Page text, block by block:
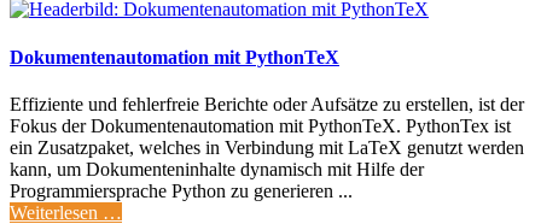
Dokumentenautomation mit PythonTeX
Effiziente und fehlerfreie Berichte oder Aufsätze zu erstellen, ist der
Fokus der Dokumentenautomation mit PythonTeX. PythonTex ist
ein Zusatzpaket, welches in Verbindung mit LaTeX genutzt werden
kann, um Dokumenteninhalte dynamisch mit Hilfe der
Programmiersprache Python zu generieren ...
Weiterlesen …